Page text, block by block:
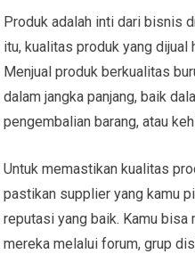
Produk adalah inti dari bisnis
itu, kualitas produk yang dijual
Menjual produk berkualitas
dalam jangka panjang, baik
pengembalian barang, atau
Untuk memastikan kualitas
pastikan supplier yang kamu
reputasi yang baik. Kamu
mereka melalui forum, grup